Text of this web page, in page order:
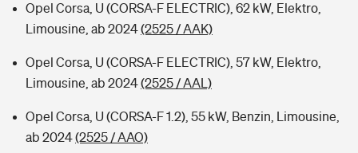
Opel Corsa, U (CORSA-F ELECTRIC), 62 kW, Elektro,
Limousine, ab 2024(2525 / AAK)
Opel Corsa, U (CORSA-F ELECTRIC), 57 kW, Elektro,
Limousine, ab 2024(2525 / AAL)
Opel Corsa, U (CORSA-F 1.2), 55 kW, Benzin, Limousine,
ab 2024(2525 / AAO)